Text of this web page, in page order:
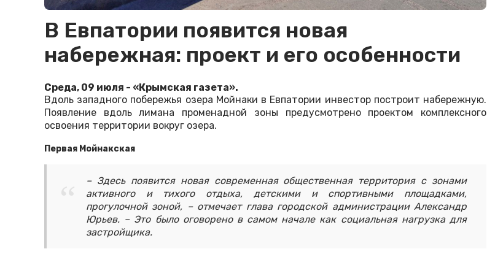
В Евпатории появится новая
набережная: проект и его особенности
Среда, 09 июля - «Крымская газета».
Вдоль западного побережья озера Мойнаки в Евпатории инвестор построит набережную.
Появление вдоль лимана променадной зоны предусмотрено проектом комплексного
освоения территории вокруг озера.
Первая Мойнакская
– Здесь появится новая современная общественная территория с зонами
активного и тихого отдыха, детскими и спортивными площадками,
прогулочной зоной, – отмечает глава городской администрации Александр
Юрьев. – Это было оговорено в самом начале как социальная нагрузка для
застройщика.